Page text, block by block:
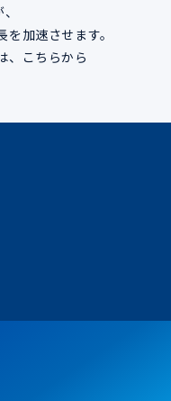
加速させます。
、こちらから